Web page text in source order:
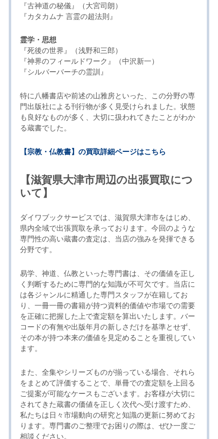
『古神道の秘儀』（大宮司朗）
『カタカムナ 言霊の超法則』
霊学・思想
『死後の世界』（浅野和三郎）
『神界のフィールドワーク』（中沢新一）
『シルバーバーチの霊訓』
特に八幡書店や前述の山雅房といった、この分野の専
門出版社による刊行物が多く見受けられました。状態
も良好なものが多く、大切に扱われてきたことがわか
る蔵書でした。
【宗教・仏教書】の買取詳細ページはこちら
【滋賀県大津市周辺の出張買取につ
いて】
ダイワブックサービスでは、滋賀県大津市をはじめ、
県内全域で出張買取を承っております。今回のような
専門性の高い蔵書の査定は、当店の強みを発揮できる
分野です。
易学、神道、仏教といった専門書は、その価値を正し
く判断するために専門的な知識が不可欠です。当店に
は各ジャンルに精通した専門スタッフが在籍してお
り、一冊一冊の書籍が持つ資料的価値や市場での需要
を正確に把握した上で査定額を算出いたします。バー
コードの有無や出版年月の新しさだけを基準とせず、
その本が持つ本来の価値を見定めることを重視してい
ます。
また、全集やシリーズものが揃っている場合、それら
をまとめて評価することで、単冊での査定額を上回る
ご提案が可能なケースもございます。お客様が大切に
されてきた蔵書の価値を正しく次代へ受け渡すため、
私たちは日々市場動向の研究と知識の更新に努めてお
ります。専門書のご整理でお困りの際は、ぜひ一度ご
相談ください。